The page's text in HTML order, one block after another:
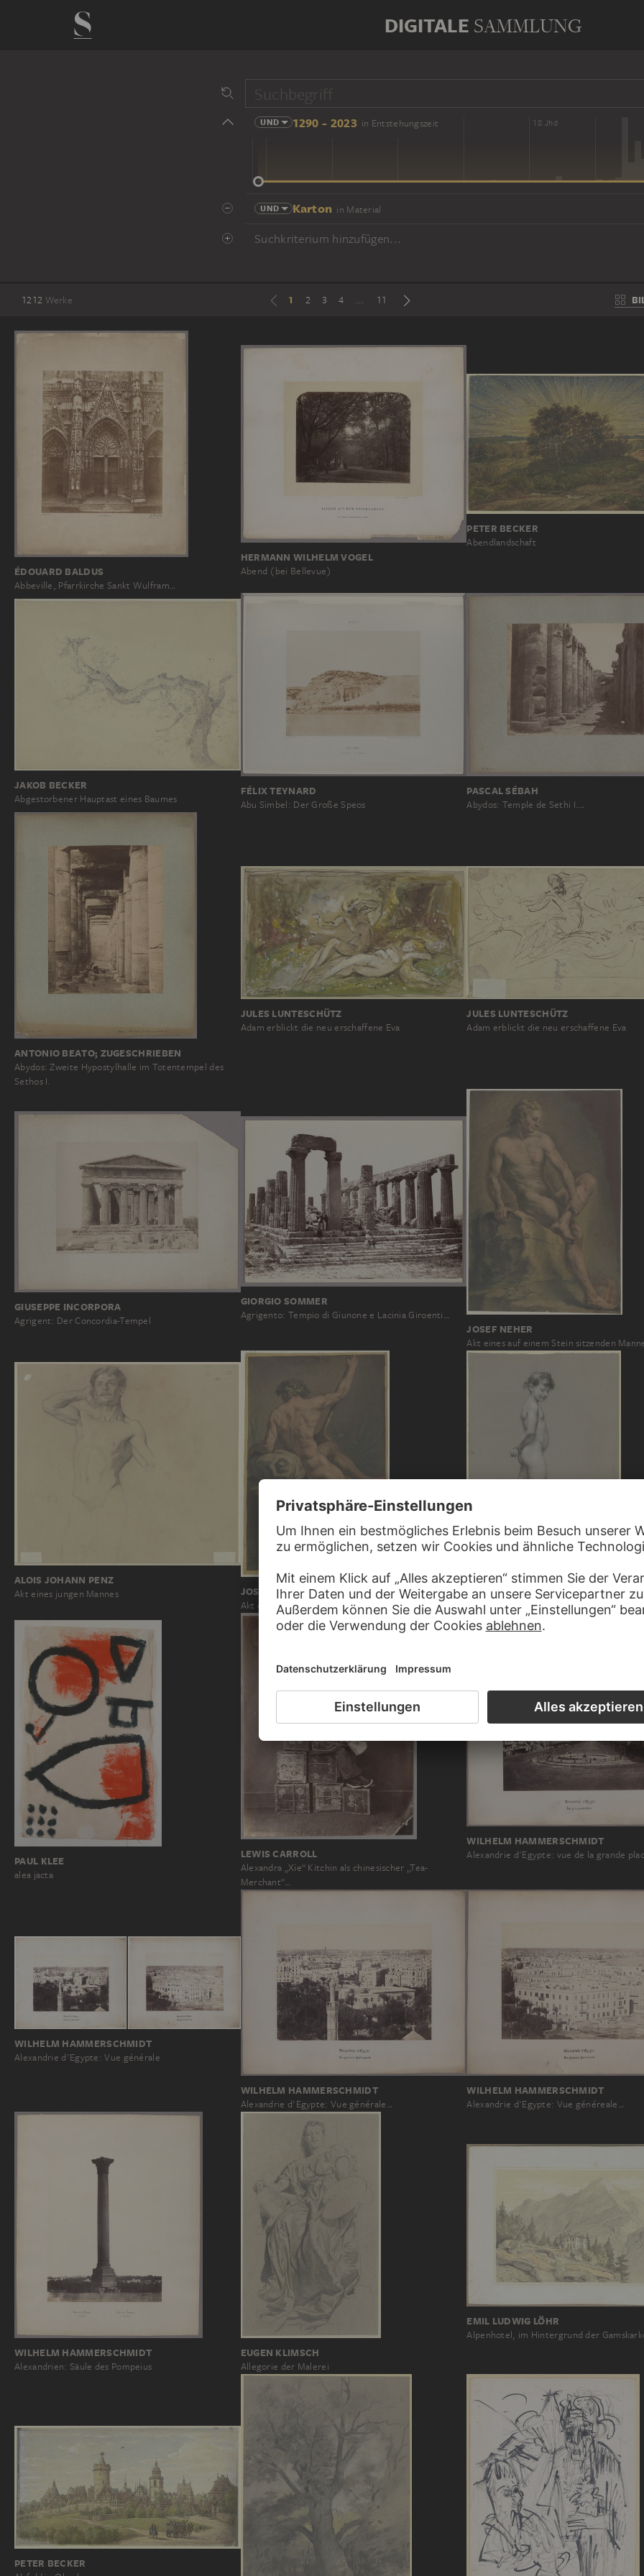
DIGITALE SAMMLUNG
UND 1290 - 2023 in Entstehungszeit
14 Jhd 16 Jhd 18 Jhd
UND Karton in Material
Suchkriterium hinzufügen...
1212 Werke 1 2 3 4 ... 11
ÉDOUARD BALDUS
Abbeville, Pfarrkirche Sankt Wulfram…
HERMANN WILHELM VOGEL
Abend (bei Bellevue)
PETER BECKER
Abendlandschaft
JAKOB BECKER
Abgestorbener Hauptast eines Baumes
FÉLIX TEYNARD
Abu Simbel: Der Große Speos
PASCAL SÉBAH
Abydos: Temple de Sethi I.…
ANTONIO BEATO; ZUGESCHRIEBEN
Abydos: Zweite Hypostylhalle im Totentempel des
Sethos I.
JULES LUNTESCHÜTZ
Adam erblickt die neu erschaffene Eva
JULES LUNTESCHÜTZ
Adam erblickt die neu erschaffene Eva
GIUSEPPE INCORPORA
Agrigent: Der Concordia-Tempel
GIORGIO SOMMER
Agrigento: Tempio di Giunone e Lacinia Giroenti…
JOSEF NEHER
Akt eines auf einem Stein sitzenden
ALOIS JOHANN PENZ
Akt eines jungen Mannes JOSEF NEHER
Akt eines sitzenden Mannes…
JOHANN HEINRICH HASSELHORST
Akt nach einem kleinem Mädchen…
PAUL KLEE
alea jacta
LEWIS CARROLL
Alexandra „Xie“ Kitchin als chinesischer „Tea-
Merchant“…
WILHELM HAMMERSCHMIDT
Alexandrie d'Egypte: vue de la grande
WILHELM HAMMERSCHMIDT
Alexandrie d'Egypte: Vue générale
WILHELM HAMMERSCHMIDT
Alexandrie d'Egypte: Vue générale…
WILHELM HAMMERSCHMIDT
Alexandrie d'Egypte: Vue généreale…
WILHELM HAMMERSCHMIDT
Alexandrien: Säule des Pompeius
EUGEN KLIMSCH
Allegorie der Malerei
EMIL LUDWIG LÖHR
Alpenhotel, im Hintergrund der
PETER BECKER